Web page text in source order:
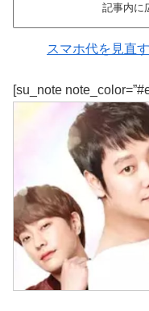
記事内に
スマホ代を見直
[su_note